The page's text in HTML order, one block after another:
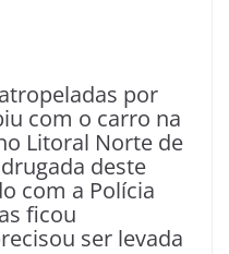
por
com o carro na
Litoral Norte de
deste
com a Polícia
ficou
ser levada